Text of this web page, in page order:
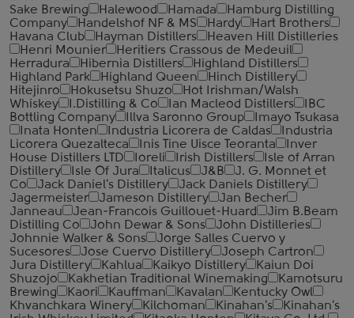
Sake Brewing
Halewood Hamada
Hamburg Distilling
Company
Handelshof NF & MS Hardy
Hart Brothers
Havana Club
Hayman Distillers
Heaven Hill Distilleries
Henri Mounier
Heritiers Crassous de Medeuil
Herradura
Hibernia Distillers
Highland Distillers
Highland Park
Highland Queen
Hinch Distillery
Hitejinro
Hokusetsu Shuzo
Hot Irishman/Walsh
Whiskey
I.Distilling & Co Ian Macleod Distillers
IBC
Bottling Company
Illva Saronno Group
Imayo Tsukasa
Inata Honten
Industria Licorera de Caldas
Industria
Licorera Quezalteca
Inis Tine Uisce Teoranta
Inver
House Distillers LTD
Ioreli Irish Distillers
Isle of Arran
Distillery
Isle Of Jura Italicus J&B
J. G. Monnet et
Co
Jack Daniel's Distillery
Jack Daniels Distillery
Jagermeister
Jameson Distillery
Jan Becher
Janneau
Jean-Francois Guillouet-Huard
Jim B.Beam
Distilling Co
John Dewar & Sons
John Distilleries
Johnnie Walker & Sons
Jorge Salles Cuervo y
Sucesores
Jose Cuervo Distillery
Joseph Cartron
Jura Distillery
Kahlua Kaikyo Distillery
Kaiun Doi
Shuzojo
Kakhetian Traditional Winemaking
Kamotsuru
Brewing
Kaori Kauffman Kavalan
Kentucky Owl
Khvanchkara Winery
Kilchoman Kinahan's
Kinahan's